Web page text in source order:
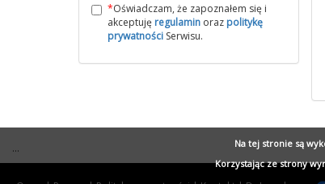
*Oświadczam, że zapoznałem się i
akceptuję regulamin oraz politykę
prywatności Serwisu.
...
Na tej stronie są
Korzystając ze strony